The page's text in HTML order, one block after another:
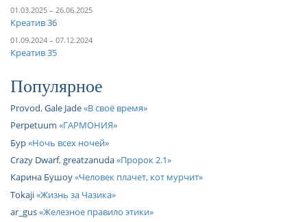
01.03.2025 – 26.06.2025
Креатив 36
01.09.2024 – 07.12.2024
Креатив 35
Популярное
Provod,Gale Jade В своё время
Perpetuum
ГАРМОНИЯ
Бур Ночь всех ночей
Crazy Dwarf,greatzanuda Пророк 2.1
Карина Бушоу Человек плачет, кот мурчит
Tokaji Жизнь за Чазика
ar_gus Железное правило этики